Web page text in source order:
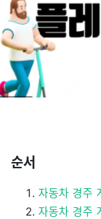
순서
자동차 경주
자동차 경주